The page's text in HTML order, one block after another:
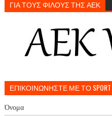
ΓΙΑ ΤΟΥΣ ΦΙΛΟΥΣ ΤΗΣ ΑΕΚ
ΕΠΙΚΟΙΝΩΝΗΣΤΕ ΜΕ ΤΟ SPORT
Όνομα